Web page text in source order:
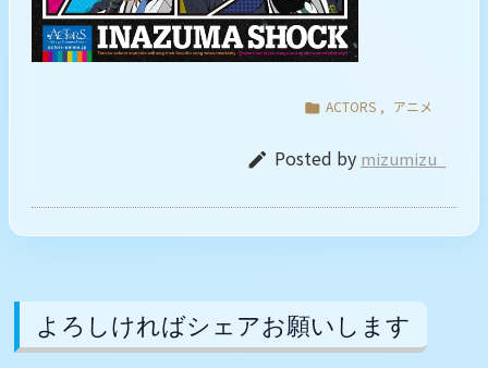
 ACTORS , アニメ
 Posted by mizumizu_
よろしければシェアお願いします